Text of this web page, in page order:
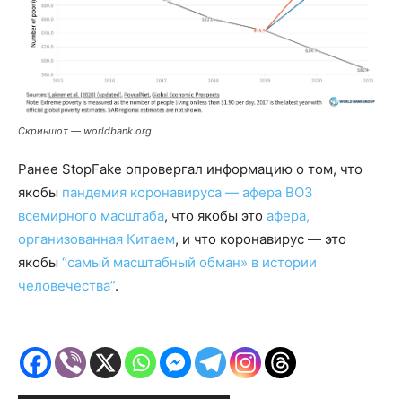
Скриншот — worldbank.org
Ранее StopFake опровергал информацию о том, что
якобы пандемия коронавируса — афера ВОЗ
всемирного масштаба, что якобы это афера,
организованная Китаем, и что коронавирус — это
якобы “самый масштабный обман» в истории
человечества”.